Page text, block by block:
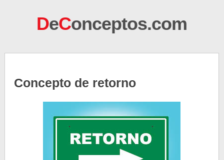
DeConceptos.com
Concepto de retorno